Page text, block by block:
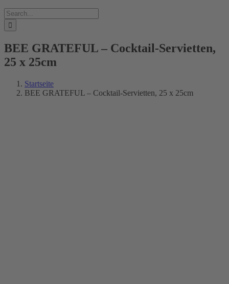
Suche
nach:
BEE GRATEFUL – Cocktail-Servietten,
25 x 25cm
Startseite
BEE GRATEFUL – Cocktail-Servietten, 25 x 25cm